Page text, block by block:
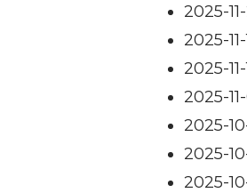
2025-
2025-
2025-
2025-
2025-
2025-
2025-